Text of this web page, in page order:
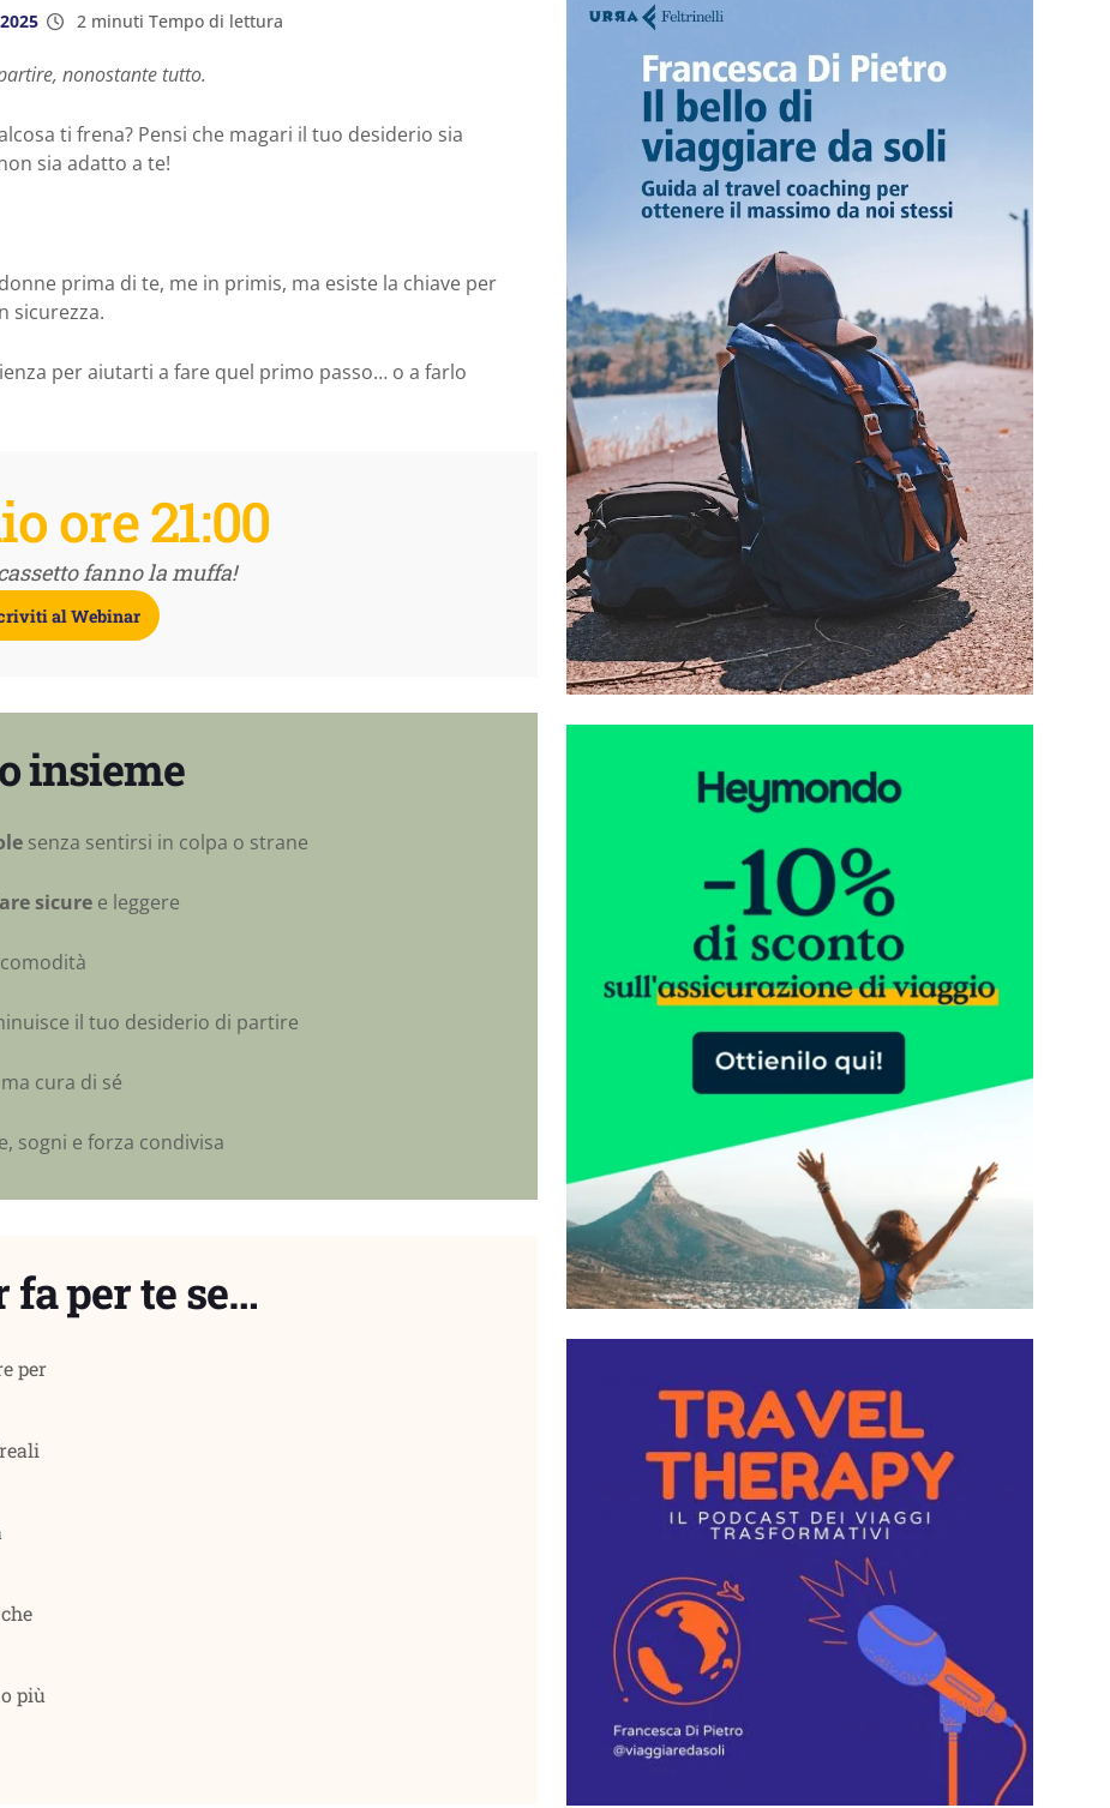
2 minuti Tempo di lettura
nonostante tutto.
ti frena? Pensi che magari il tuo desiderio sia
sia adatto a te!
prima di te, me in primis, ma esiste la chiave per
sicurezza.
per aiutarti a fare quel primo passo… o a farlo
ore 21:00
fanno la muffa!
al Webinar
insieme
senza sentirsi in colpa o strane
sicure e leggere
il tuo desiderio di partire
ma cura di sé
sogni e forza condivisa
fa per te se…
per
più